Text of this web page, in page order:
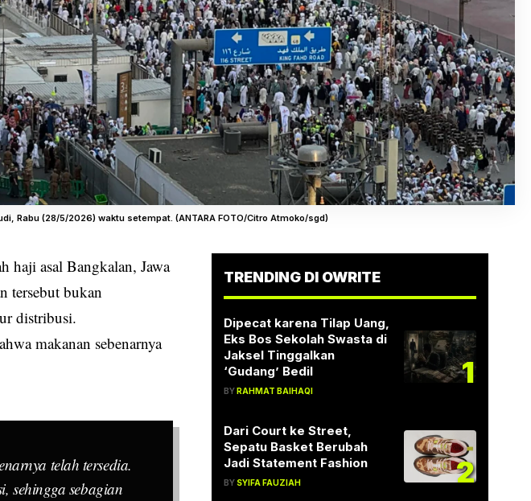
Rabu (28/5/2026) waktu setempat. (ANTARA FOTO/Citro Atmoko/sgd)
haji asal Bangkalan, Jawa
tersebut bukan
distribusi.
makanan sebenarnya
telah tersedia.
sehingga sebagian
TRENDING DI OWRITE
Dipecat karena Tilap Uang,
Eks Bos Sekolah Swasta di
Jaksel Tinggalkan
‘Gudang’ Bedil
BYRAHMAT BAIHAQI
1
Dari Court ke Street,
Sepatu Basket Berubah
Jadi Statement Fashion
BY SYIFA FAUZIAH 2